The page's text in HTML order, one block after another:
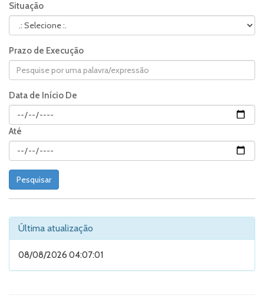
Situação
Prazo de Execução
Data de Início De
Até
Última atualização
08/08/2026 04:07:01